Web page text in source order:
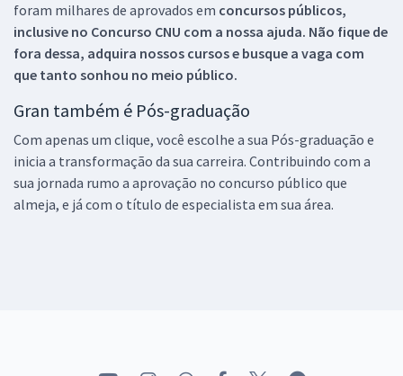
foram milhares de aprovados em concursos públicos,
inclusive no Concurso CNU com a nossa ajuda. Não fique de
fora dessa, adquira nossos cursos e busque a vaga com
que tanto sonhou no meio público.
Gran também é Pós-graduação
Com apenas um clique, você escolhe a sua Pós-graduação e
inicia a transformação da sua carreira. Contribuindo com a
sua jornada rumo a aprovação no concurso público que
almeja, e já com o título de especialista em sua área.